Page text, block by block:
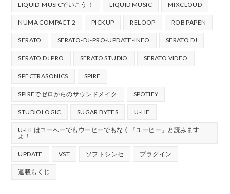
LIQUID-MUSICでいこう！ LIQUID MUSIC MIXCLOUD
NUMA COMPACT 2 PICKUP RELOOP ROB PAPEN
SERATO SERATO-DJ-PRO-UPDATE-INFO SERATO DJ
SERATO DJ PRO SERATO STUDIO SERATO VIDEO
SPECTRASONICS SPIRE
SPIREでゼロからのサウンドメイク SPOTIFY
STUDIOLOGIC SUGAR BYTES U-HE
U-HEはユーヘーでもウーヒーでもなく『ユーヒー』と読みます
よ！
UPDATE VST ソフトシンセ プラグイン
連載もくじ